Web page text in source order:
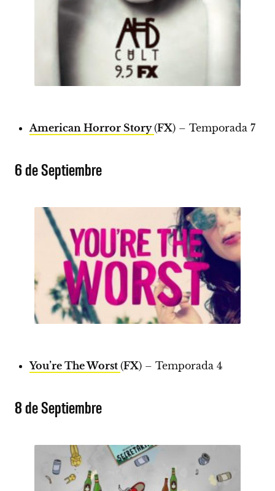
American Horror Story(FX) – Temporada 7
6 de Septiembre
You’re The Worst (FX) – Temporada 4
8 de Septiembre